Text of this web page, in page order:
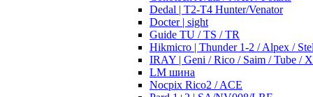
Dedal | T2-T4 Hunter/Venator
Docter | sight
Guide TU / TS / TR
Hikmicro | Thunder 1-2 / Alpex /
IRAY | Geni / Rico / Saim / Tube /
LM шина
Nocpix Rico2 / ACE